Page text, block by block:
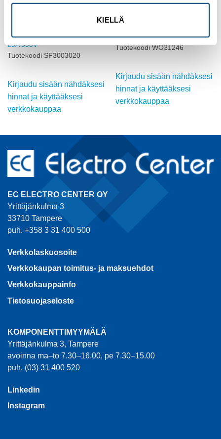
KIELLÄ
TULPPASULAKE gG IFÖ DII
20A 500V
Tuotekoodi SF3003020
Kirjaudu sisään nähdäksesi
hinnat ja käyttääksesi
verkkokauppaa
Tappisulake 4A, aikaviive
Tuotekoodi WO31246
Kirjaudu sisään nähdäksesi
hinnat ja käyttääksesi
verkkokauppaa
EC ELECTRO CENTER OY
Yrittäjänkulma 3
33710 Tampere
puh. +358 3 31 400 500
Verkkolaskuosoite
Verkkokaupan toimitus- ja maksuehdot
Verkkokauppainfo
Tietosuojaseloste
KOMPONENTTIMYYMÄLÄ
Yrittäjänkulma 3, Tampere
avoinna ma–to 7.30–16.00, pe 7.30–15.00
puh. (03) 31 400 520
Linkedin
Instagram